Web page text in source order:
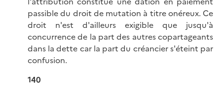
passible du droit de mutation à titre onéreux. Ce
droit n'est d'ailleurs exigible que jusqu'à
concurrence de la part des autres copartageants
dans la dette car la part du créancier s'éteint par
confusion.
140